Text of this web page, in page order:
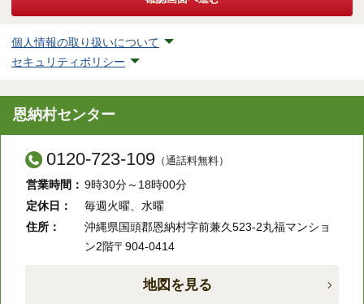
個人情報の取り扱いについて
セキュリティポリシー
恩納村センター
0120-723-109（通話料無料）
営業時間： 9時30分～18時00分
定休日：
毎週火曜、水曜
住所：
沖縄県国頭郡恩納村字前兼久523-2丸福マンショ
ン2階〒904-0414
地図を見る